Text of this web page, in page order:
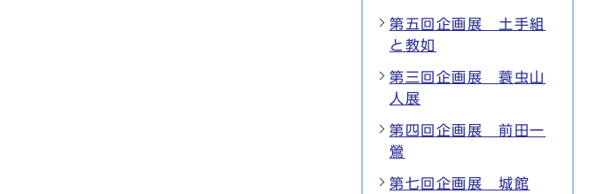
第五回企画展 土手組
と教如
第三回企画展 蓑虫山
人展
第四回企画展 前田一
鶯
第七回企画展 城館